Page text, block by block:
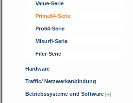
Value-Serie
Prime64-Serie
Pro64-Serie
Misurfi-Serie
Filer-Serie
Hardware
Traffic/ Netzwerkanbindung
Betriebssysteme und Software